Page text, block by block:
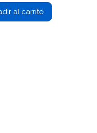
al carrito